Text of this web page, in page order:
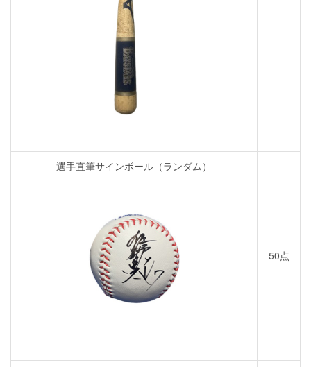
選手直筆サインボール（ランダム）
50点